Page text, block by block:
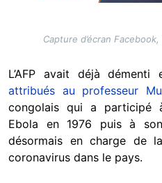
Capture d’écran
L’AFP avait déjà
attribués au professeur
congolais qui a participé
Ebola en 1976 puis à
désormais en charge de
coronavirus dans le pays.